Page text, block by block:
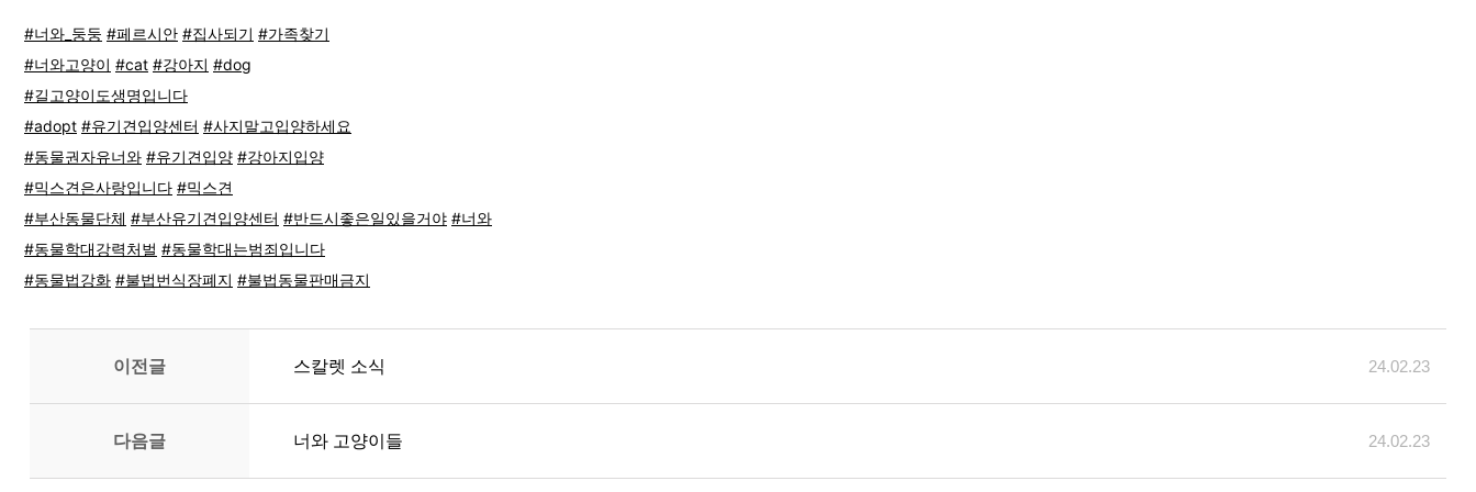
#너와_둥둥 #페르시안 #집사되기 #가족찾기
#너와고양이 #cat #강아지 #dog
#길고양이도생명입니다
#adopt #유기견입양센터 #사지말고입양하세요
#동물권자유너와 #유기견입양 #강아지입양
#믹스견은사랑입니다 #믹스견
#부산동물단체 #부산유기견입양센터 #반드시좋은일있을거야 #너와
#동물학대강력처벌 #동물학대는범죄입니다
#동물법강화 #불법번식장폐지 #불법동물판매금지
이전글 스칼렛 소식 24.02.23
다음글 너와 고양이들 24.02.23